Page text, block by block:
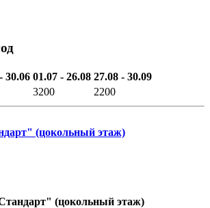
30.06 01.07 - 26.08 27.08 - 30.09
3200 2200
(цокольный этаж)
(цокольный этаж)